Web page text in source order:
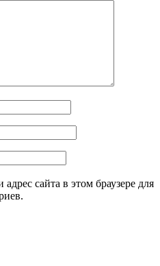
сайта в этом браузере для